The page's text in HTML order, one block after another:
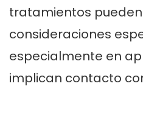
tratamientos
consideraciones
especialmente en
implican contacto